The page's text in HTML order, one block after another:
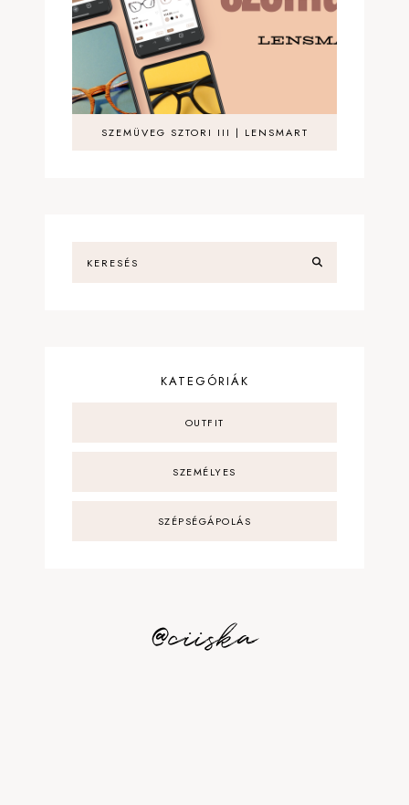
SZEMÜVEG SZTORI III | LENSMART
KATEGÓRIÁK
OUTFIT
SZEMÉLYES
SZÉPSÉGÁPOLÁS
@ciiska